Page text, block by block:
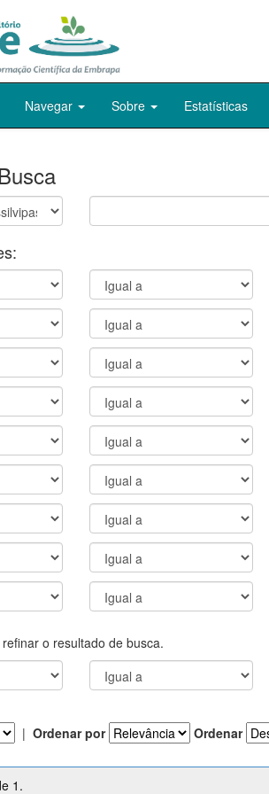
Navegar Sobre Estatísticas
o resultado de busca.
| Ordenar por Ordenar
1.